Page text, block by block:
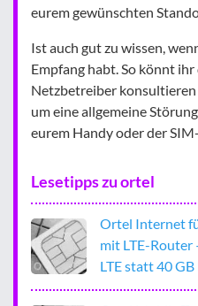
eurem gewünschten
Ist auch gut zu wissen,
Empfang habt. So könnt
Netzbetreiber konsultieren
um eine allgemeine
eurem Handy oder der
Lesetipps zu ortel
Ortel Internet
mit LTE-Router
LTE statt 40